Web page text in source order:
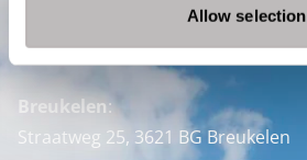
Allow selection
Nyenrode Business Universiteit
Breukelen:
Straatweg 25, 3621 BG Breukelen